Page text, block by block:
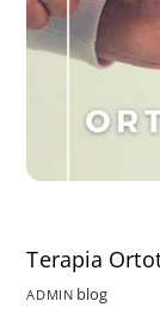
Terapia
ADMIN blog